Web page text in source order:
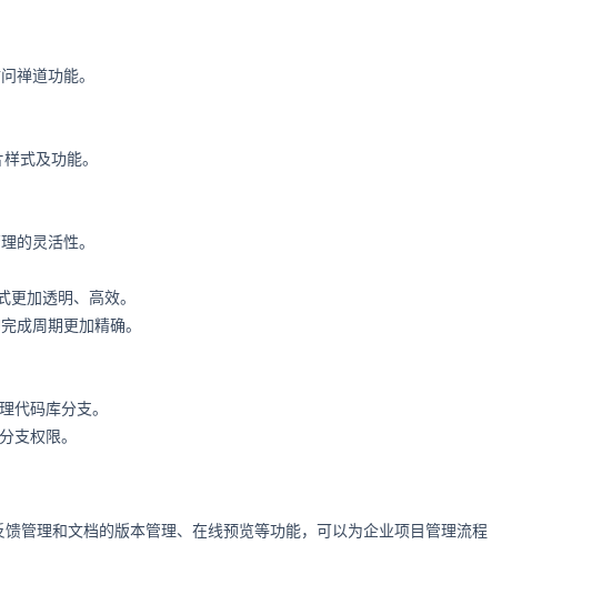
禅道功能。
式及功能。
的灵活性。
加透明、高效。
成周期更加精确。
代码库分支。
支权限。
馈管理和文档的版本管理、在线预览等功能，可以为企业项目管理流程